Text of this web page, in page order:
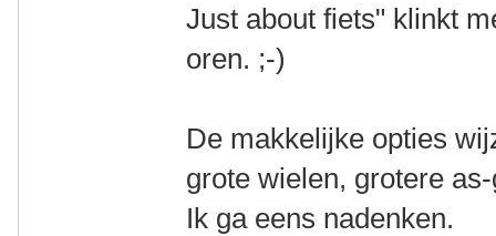
Just about fiets" klinkt
oren. ;-)
De makkelijke opties
grote wielen, grotere
Ik ga eens nadenken.